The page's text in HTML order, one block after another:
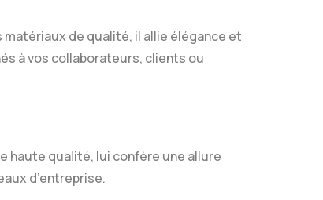
de qualité, il allie élégance et
à vos collaborateurs, clients ou
haute qualité, lui confère une allure
d’entreprise.